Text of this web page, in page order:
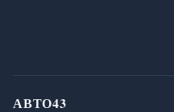
АВТО43